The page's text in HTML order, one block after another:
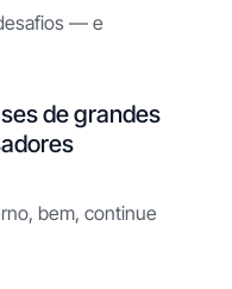
— e
de grandes
bem, continue